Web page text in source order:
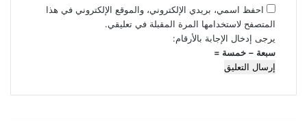
احفظ اسمي، بريدي الإلكتروني، والموقع الإلكتروني في هذا
المتصفح لاستخدامها المرة المقبلة في تعليقي.
يرجى إدخال الإجابة بالأرقام:
سبعة − خمسة =